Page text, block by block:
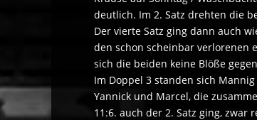
deutlich. Im 2. Satz drehten die
Der vierte Satz ging dann auch
den schon scheinbar verlorenen
sich die beiden keine Blöße
Im Doppel 3 standen sich
Yannick und Marcel, die
11:6. auch der 2. Satz ging, zwar